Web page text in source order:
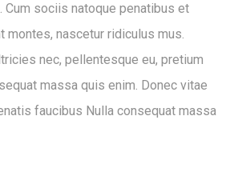
Cum sociis natoque penatibus et
montes, nascetur ridiculus mus.
nec, pellentesque eu, pretium
massa quis enim. Donec vitae
faucibus Nulla consequat massa